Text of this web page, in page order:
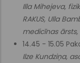
Illa Mihejeva,
RAKUS, Ulla
medicīnas
14.45 - 15.05
Ilze Kundziņa,